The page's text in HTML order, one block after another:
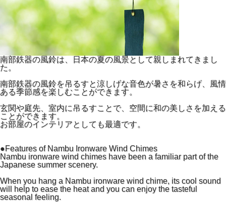
南部鉄器の風鈴は、日本の夏の風景として親しまれてきまし
た。
南部鉄器の風鈴を吊るすと涼しげな音色が暑さを和らげ、風情
ある季節感を楽しむことができます。
玄関や庭先、室内に吊るすことで、空間に和の美しさを加える
ことができます。
お部屋のインテリアとしても最適です。
●Features of Nambu Ironware Wind Chimes
Nambu ironware wind chimes have been a familiar part of the
Japanese summer scenery.
When you hang a Nambu ironware wind chime, its cool sound
will help to ease the heat and you can enjoy the tasteful
seasonal feeling.